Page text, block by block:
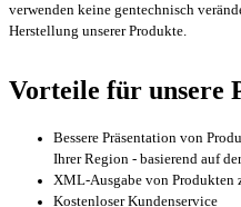
verwenden keine gentechnisch
Herstellung unserer Produkte.
Vorteile für unsere
Bessere Präsentation von
Ihrer Region - basierend auf
XML-Ausgabe von Produkten
Kostenloser Kundenservice